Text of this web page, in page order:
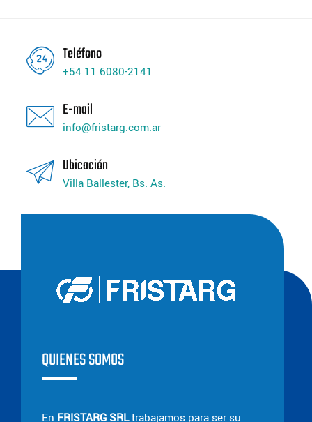
Teléfono
+54 11 6080-2141
E-mail
info@fristarg.com.ar
Ubicación
Villa Ballester, Bs. As.
QUIENES SOMOS
En FRISTARG SRLtrabajamos para ser su